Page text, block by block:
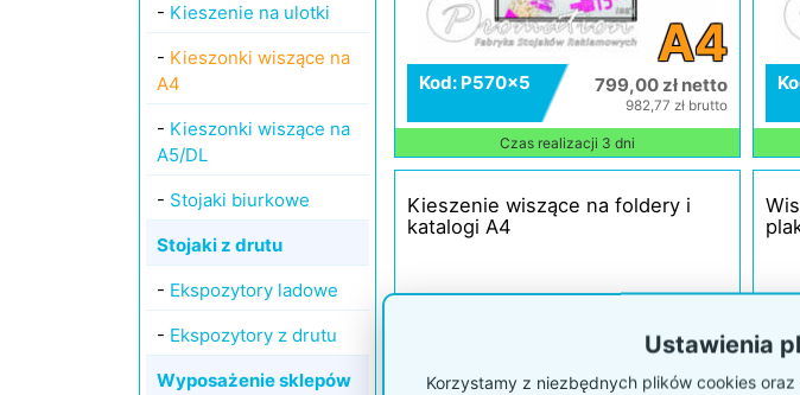
- Kieszenie na ulotki
- Kieszonki wiszące na
A4
- Kieszonki wiszące na
A5/DL
- Stojaki biurkowe
Stojaki z drutu
- Ekspozytory ladowe
- Ekspozytory z drutu
Wyposażenie sklepów
A4
Kod: P570x5 799,00 zł netto
982,77 zł brutto
Czas realizacji 3 dni
Kieszenie wiszące na foldery i
katalogi A4
Ustawienia
Korzystamy z niezbędnych plików cookies